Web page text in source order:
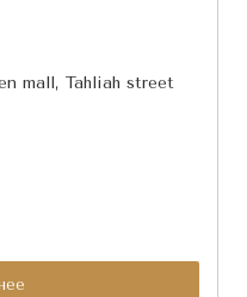
mall, Tahliah street